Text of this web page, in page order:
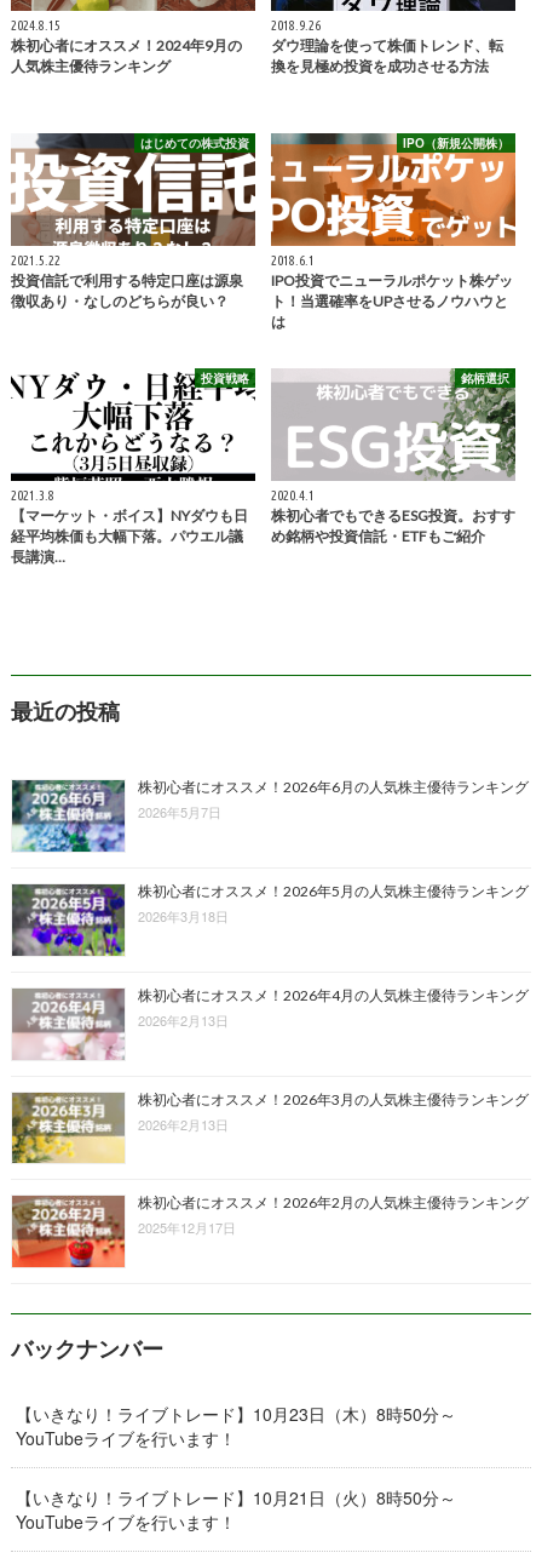
2024.8.15
株初心者にオススメ！2024年9月の
人気株主優待ランキング
2018.9.26
ダウ理論を使って株価トレンド、転
換を見極め投資を成功させる方法
はじめての株式投資
2021.5.22
投資信託で利用する特定口座は源泉
徴収あり・なしのどちらが良い？
IPO（新規公開株）
2018.6.1
IPO投資でニューラルポケット株ゲッ
ト！当選確率をUPさせるノウハウと
は
投資戦略
2021.3.8
【マーケット・ボイス】NYダウも日
経平均株価も大幅下落。パウエル議
長講演…
銘柄選択
2020.4.1
株初心者でもできるESG投資。おすす
め銘柄や投資信託・ETFもご紹介
最近の投稿
株初心者にオススメ！2026年6月の人気株主優待ランキング
2026年5月7日
株初心者にオススメ！2026年5月の人気株主優待ランキング
2026年3月18日
株初心者にオススメ！2026年4月の人気株主優待ランキング
2026年2月13日
株初心者にオススメ！2026年3月の人気株主優待ランキング
2026年2月13日
株初心者にオススメ！2026年2月の人気株主優待ランキング
2025年12月17日
バックナンバー
【いきなり！ライブトレード】10月23日（木）8時50分～
YouTubeライブを行います！
【いきなり！ライブトレード】10月21日（火）8時50分～
YouTubeライブを行います！